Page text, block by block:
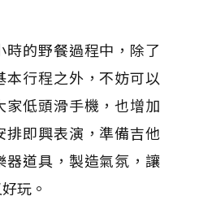
時的野餐過程中，除了
本行程之外，不妨可以
家低頭滑手機，也增加
排即興表演，準備吉他
器道具，製造氣氛，讓
玩。